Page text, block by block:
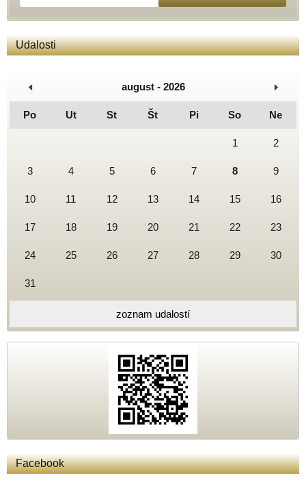
Udalosti
august - 2026
Po Ut St Št Pi So Ne
1 2
3 4 5 6 7 8 9
10 11 12 13 14 15 16
17 18 19 20 21 22 23
24 25 26 27 28 29 30
31
zoznam udalostí
Facebook